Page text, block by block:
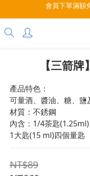
每月9號會員日，消
07/28-08/
每月9號會員日，消費
【三箭
產品特色：
可量酒、醬油、糖、
材質：不銹鋼
內含：1/4茶匙
1大匙(15 ml)四個量匙
NT$89